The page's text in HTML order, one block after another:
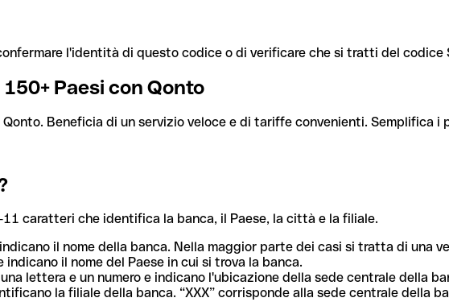
l'identità di questo codice o di verificare che si tratti del
Paesi con Qonto
Beneficia di un servizio veloce e di tariffe convenienti. Semplifica i
11 caratteri che identifica la banca, il Paese, la città e la filiale.
il nome della banca. Nella maggior parte dei casi si tratta di una
il nome del Paese in cui si trova la banca.
lettera e un numero e indicano l'ubicazione della sede centrale della
la filiale della banca. “XXX” corrisponde alla sede centrale della